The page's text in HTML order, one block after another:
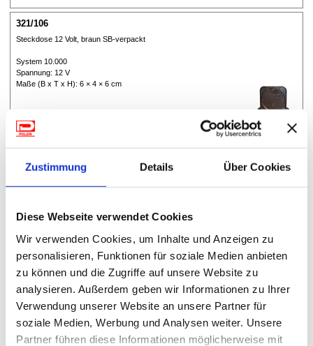
Zustimmung Details Über Cookies
Diese Webseite verwendet Cookies
Wir verwenden Cookies, um Inhalte und Anzeigen zu
personalisieren, Funktionen für soziale Medien anbieten
zu können und die Zugriffe auf unsere Website zu
analysieren. Außerdem geben wir Informationen zu Ihrer
Verwendung unserer Website an unsere Partner für
soziale Medien, Werbung und Analysen weiter. Unsere
Partner führen diese Informationen möglicherweise mit
321/106
Steckdose 12 Volt, braun SB-verpackt
System 10.000
Spannung: 12 V
Maße (B x T x H): 6 × 4 × 6 cm
Steckdose 12 Volt, hellgrau SB-verpackt
System 10.000
Maße (B x T x H): 6 × 4 × 6 cm